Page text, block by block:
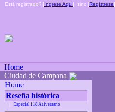
Está registrado? [Ingrese Aquí], sino [Regístrese]
Home
Ciudad de Campana
Home
Reseña histórica
Especial 118 Aniversario